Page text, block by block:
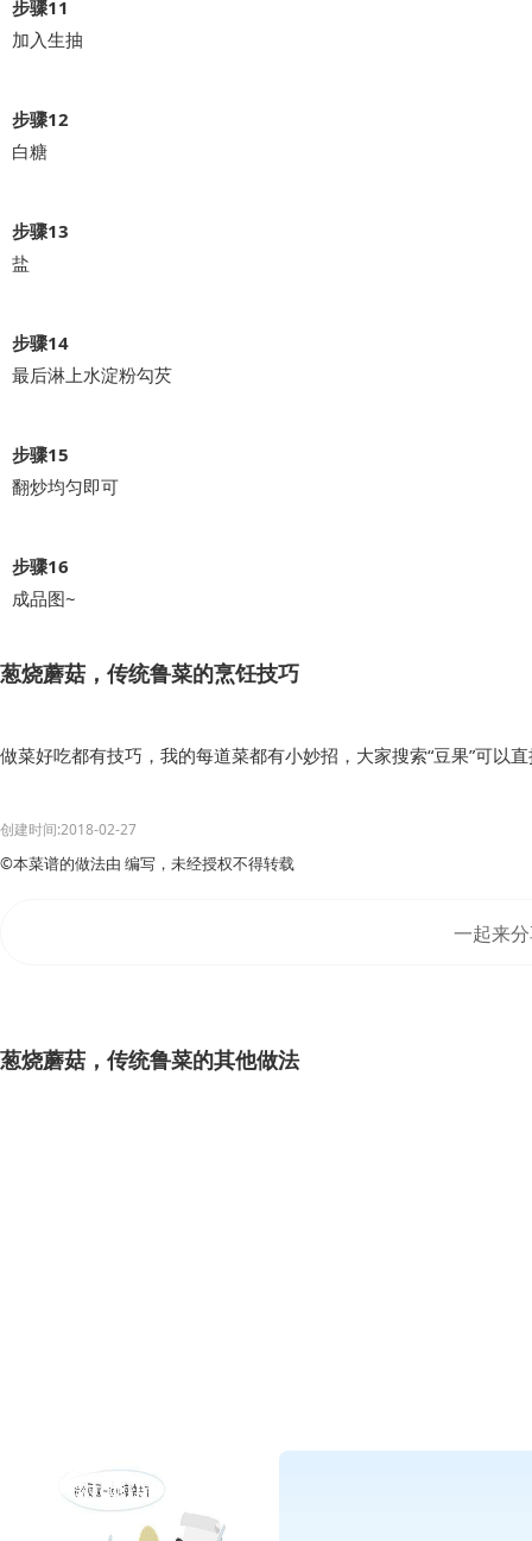
步骤11
加入生抽
步骤12
白糖
步骤13
盐
步骤14
最后淋上水淀粉勾芡
步骤15
翻炒均匀即可
步骤16
成品图~
葱烧蘑菇，传统鲁菜的烹饪技巧
做菜好吃都有技巧，我的每道菜都有小妙招，大家搜索“豆果”可以
创建时间:2018-02-27
©本菜谱的做法由 编写，未经授权不得转载
一起来
葱烧蘑菇，传统鲁菜的其他做法